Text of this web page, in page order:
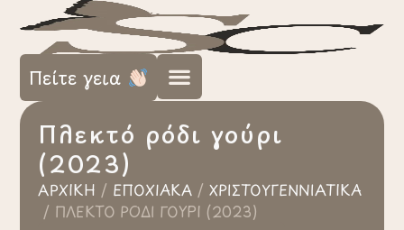
Πείτε γεια
Πλεκτό ρόδι γούρι
(2023)
ΑΡΧΙΚΉ / ΕΠΟΧΙΑΚΆ / ΧΡΙΣΤΟΥΓΕΝΝΙΆΤΙΚΑ
/ ΠΛΕΚΤΌ ΡΌΔΙ ΓΟΎΡΙ (2023)